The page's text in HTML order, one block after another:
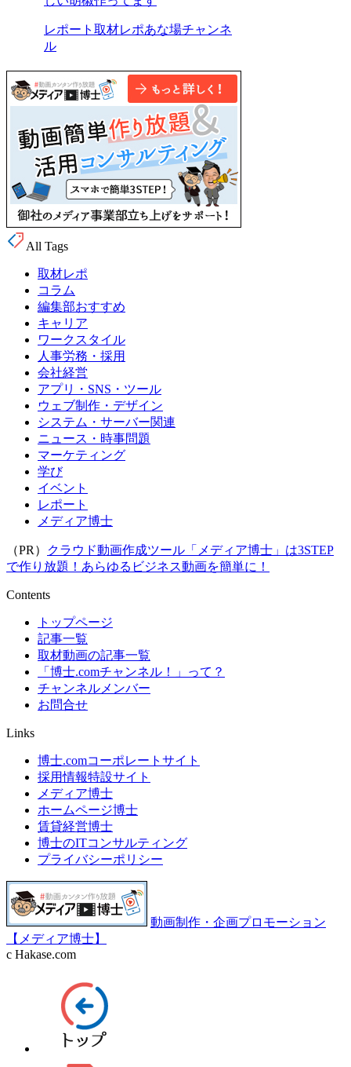
All Tags
取材レポ
コラム
編集部おすすめ
キャリア
ワークスタイル
人事労務・採用
会社経営
アプリ・SNS・ツール
ウェブ制作・デザイン
システム・サーバー関連
ニュース・時事問題
マーケティング
学び
イベント
レポート
メディア博士
（PR）
クラウド動画作成ツール「メディア博士」は3STEP
で作り放題！あらゆるビジネス動画を簡単に！
Contents
トップページ
記事一覧
取材動画の記事一覧
「博士.comチャンネル！」って？
チャンネルメンバー
お問合せ
Links
博士.comコーポレートサイト
採用情報特設サイト
メディア博士
ホームページ博士
賃貸経営博士
博士のITコンサルティング
プライバシーポリシー
動画制作・企画プロモーション
【メディア博士】
c Hakase.com